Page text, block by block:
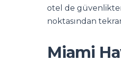
otel de
noktasından
Miami